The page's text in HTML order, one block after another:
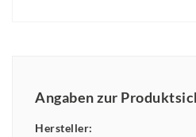
Angaben zur
Hersteller: